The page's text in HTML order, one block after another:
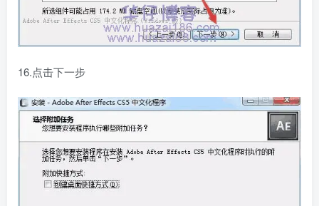
16.点击下一步